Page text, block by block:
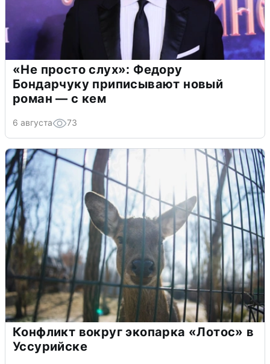
«Не просто слух»: Федору
Бондарчуку приписывают новый
роман — с кем
6 августа 73
Конфликт вокруг экопарка «Лотос» в
Уссурийске